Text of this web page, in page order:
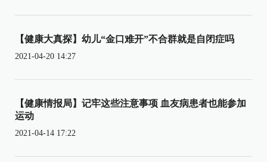
【健康大真探】幼儿“金口难开”不合群就是自闭症吗
2021-04-20 14:27
【健康情报局】记牢这些注意事项 血友病患者也能参加
运动
2021-04-14 17:22